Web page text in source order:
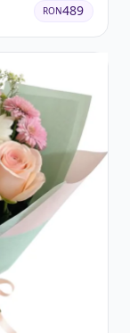
RON489